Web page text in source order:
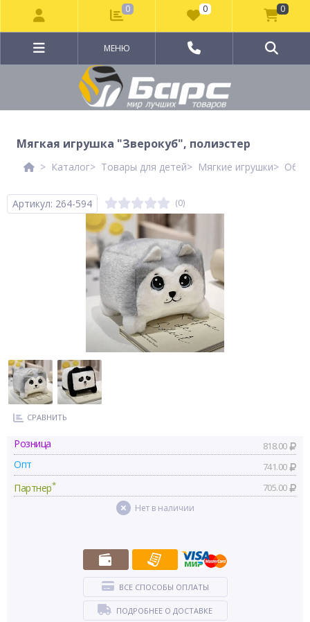
МЕНЮ
Мягкая игрушка "Зверокуб", полиэстер
Каталог Товары для детей Мягкие игрушки
Артикул: 264-594 (0)
СРАВНИТЬ
Розница 818.00
Опт 741.00
Партнер* 705.00
Нет в наличии
ВСЕ СПОСОБЫ ОПЛАТЫ
ПОДРОБНЕЕ О ДОСТАВКЕ
0 0 0